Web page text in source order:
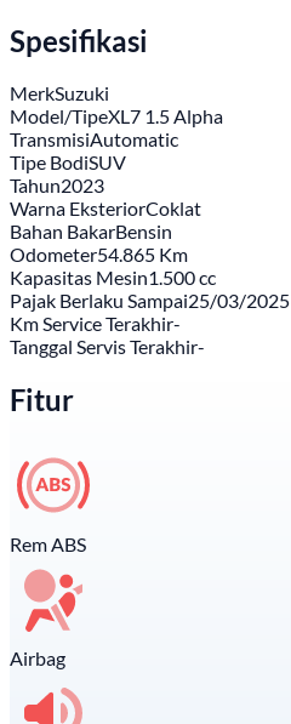
Spesifikasi
MerkSuzuki
Model/TipeXL7 1.5 Alpha
TransmisiAutomatic
Tipe BodiSUV
Tahun2023
Warna EksteriorCoklat
Bahan BakarBensin
Odometer54.865 Km
Kapasitas Mesin1.500 cc
Pajak Berlaku Sampai25/03/2025
Km Service Terakhir-
Tanggal Servis Terakhir-
Fitur
Rem ABS
Airbag